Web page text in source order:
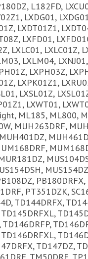
L182FD,
LXDG01,
LXDT01Z1,
LXFD01,
LXLC01, LXLC01Z,
LXLM04,
LXPH03Z,
LXPK01Z1,
LXSL01Z,
LXWT01,
ML185, ML800,
MUH263DRF,
PB180DRFX,
PT351DZK,
TD144DRFX,
TD147DZ,